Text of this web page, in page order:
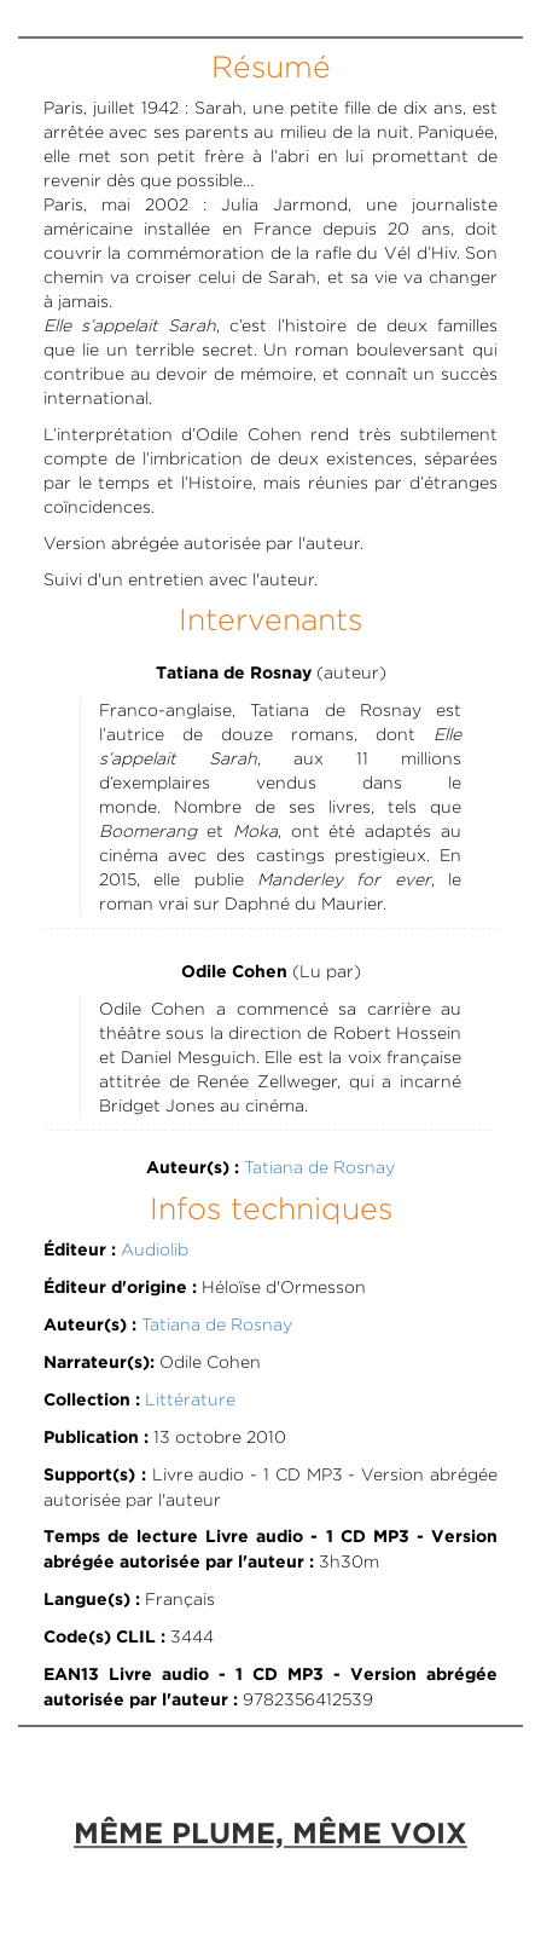
Résumé
Paris, juillet 1942 : Sarah, une petite fille de dix ans, est
arrêtée avec ses parents au milieu de la nuit. Paniquée,
elle met son petit frère à l’abri en lui promettant de
revenir dès que possible…
Paris, mai 2002 : Julia Jarmond, une journaliste
américaine installée en France depuis 20 ans, doit
couvrir la commémoration de la rafle du Vél d’Hiv. Son
chemin va croiser celui de Sarah, et sa vie va changer
à jamais.
Elle s’appelait Sarah, c’est l’histoire de deux familles
que lie un terrible secret. Un roman bouleversant qui
contribue au devoir de mémoire, et connaît un succès
international.
L’interprétation d’Odile Cohen rend très subtilement
compte de l’imbrication de deux existences, séparées
par le temps et l’Histoire, mais réunies par d’étranges
coïncidences.
Version abrégée autorisée par l'auteur.
Suivi d'un entretien avec l'auteur.
Intervenants
Tatiana de Rosnay(auteur)
Franco-anglaise, Tatiana de Rosnay est
l’autrice de douze romans, dont Elle
s’appelait Sarah, aux 11 millions
d’exemplaires vendus dans le
monde. Nombre de ses livres, tels que
Boomeranget Moka, ont été adaptés au
cinéma avec des castings prestigieux. En
2015, elle publie Manderley for ever, le
roman vrai sur Daphné du Maurier.
Odile Cohen (Lu par)
Odile Cohen a commencé sa carrière au
théâtre sous la direction de Robert Hossein
et Daniel Mesguich. Elle est la voix française
attitrée de Renée Zellweger, qui a incarné
Bridget Jones au cinéma.
Auteur(s) : Tatiana de Rosnay
Infos techniques
Éditeur : Audiolib
Éditeur d'origine :Héloïse d'Ormesson
Auteur(s) : Tatiana de Rosnay
Narrateur(s):Odile Cohen
Collection : Littérature
Publication :13 octobre 2010
Support(s) :Livre audio - 1 CD MP3 - Version abrégée
autorisée par l'auteur
Temps de lecture Livre audio - 1 CD MP3 - Version
abrégée autorisée par l'auteur :3h30m
Langue(s) :Français
Code(s) CLIL :3444
EAN13 Livre audio - 1 CD MP3 - Version abrégée
autorisée par l'auteur :9782356412539
MÊME PLUME, MÊME VOIX